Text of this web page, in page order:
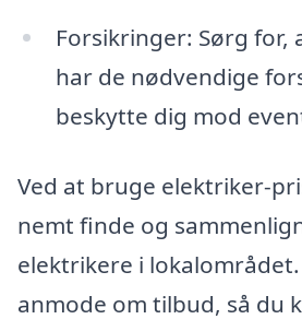
Forsikringer: Sørg for,
har de nødvendige
beskytte dig mod
Ved at bruge elektriker-
nemt finde og
elektrikere i
anmode om tilbud, så du